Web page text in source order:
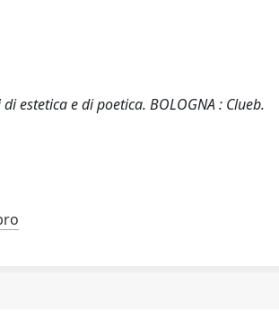
estetica e di poetica. BOLOGNA : Clueb.